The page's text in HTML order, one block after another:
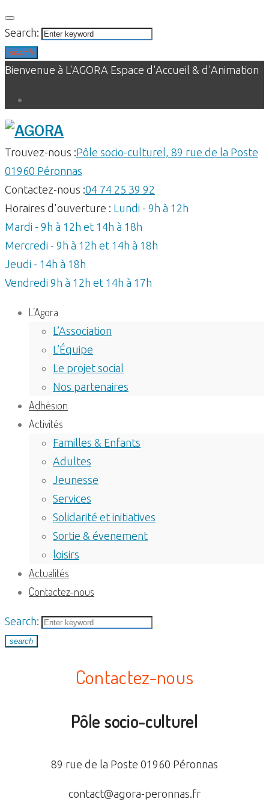
Skip
to
content
Search:
search
Bienvenue à L'AGORA Espace d'Accueil & d'Animation
Trouvez-nous :Pôle socio-culturel, 89 rue de la Poste
01960 Péronnas
Contactez-nous :04 74 25 39 92
Horaires d'ouverture : Lundi - 9h à 12h
Mardi - 9h à 12h et 14h à 18h
Mercredi - 9h à 12h et 14h à 18h
Jeudi - 14h à 18h
Vendredi 9h à 12h et 14h à 17h
L’Agora
L’Association
L’Équipe
Le projet social
Nos partenaires
Adhésion
Activités
Familles & Enfants
Adultes
Jeunesse
Services
Solidarité et initiatives
Sortie & évenement
loisirs
Actualités
Contactez-nous
Search:
search
CONTACTEZ-Contactez-nous
Pôle socio-culturel
89 rue de la Poste 01960 Péronnas
contact@agora-peronnas.fr